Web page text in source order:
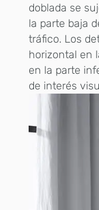
doblada se
la parte baja
tráfico. Los
horizontal en
en la parte
de interés